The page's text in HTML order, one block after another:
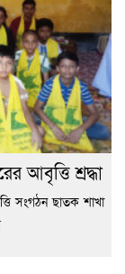
আবৃত্তি শ্রদ্ধা
সংগঠন ছাতক শাখা